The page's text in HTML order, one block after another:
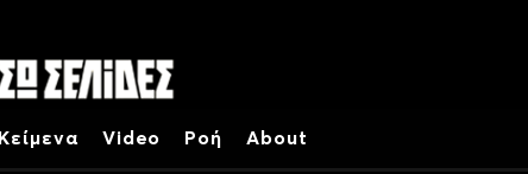
Κείμενα Video Ροή About